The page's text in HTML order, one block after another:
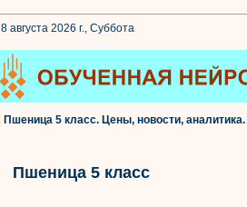
8 августа 2026 г., Суббота
Пшеница 5 класс. Цены, новости, аналитика.
Пшеница 5 класс